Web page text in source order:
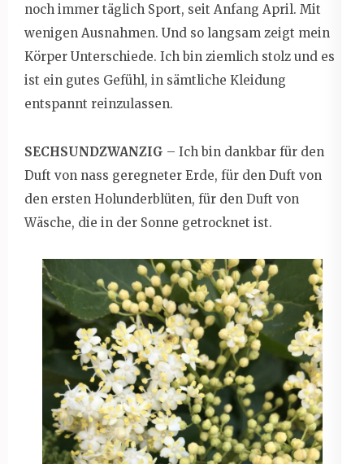
noch immer täglich Sport, seit Anfang April. Mit
wenigen Ausnahmen. Und so langsam zeigt mein
Körper Unterschiede. Ich bin ziemlich stolz und es
ist ein gutes Gefühl, in sämtliche Kleidung
entspannt reinzulassen.
SECHSUNDZWANZIG – Ich bin dankbar für den
Duft von nass geregneter Erde, für den Duft von
den ersten Holunderblüten, für den Duft von
Wäsche, die in der Sonne getrocknet ist.